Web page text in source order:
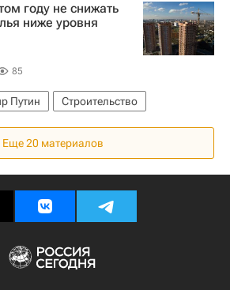
году не снижать
ниже уровня
85
Путин Строительство
Еще 20 материалов